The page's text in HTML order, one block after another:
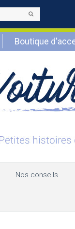
Boutique
Nos conseils